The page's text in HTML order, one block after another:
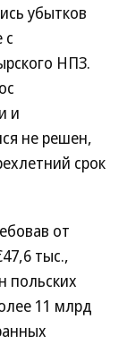
убытков
с
НПЗ.
и
не решен,
срок
от
тыс.,
польских
11 млрд